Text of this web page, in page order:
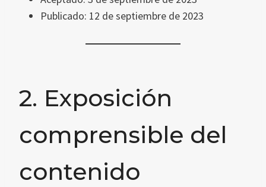
Publicado: 12 de septiembre de 2023
2. Exposición
comprensible del
contenido